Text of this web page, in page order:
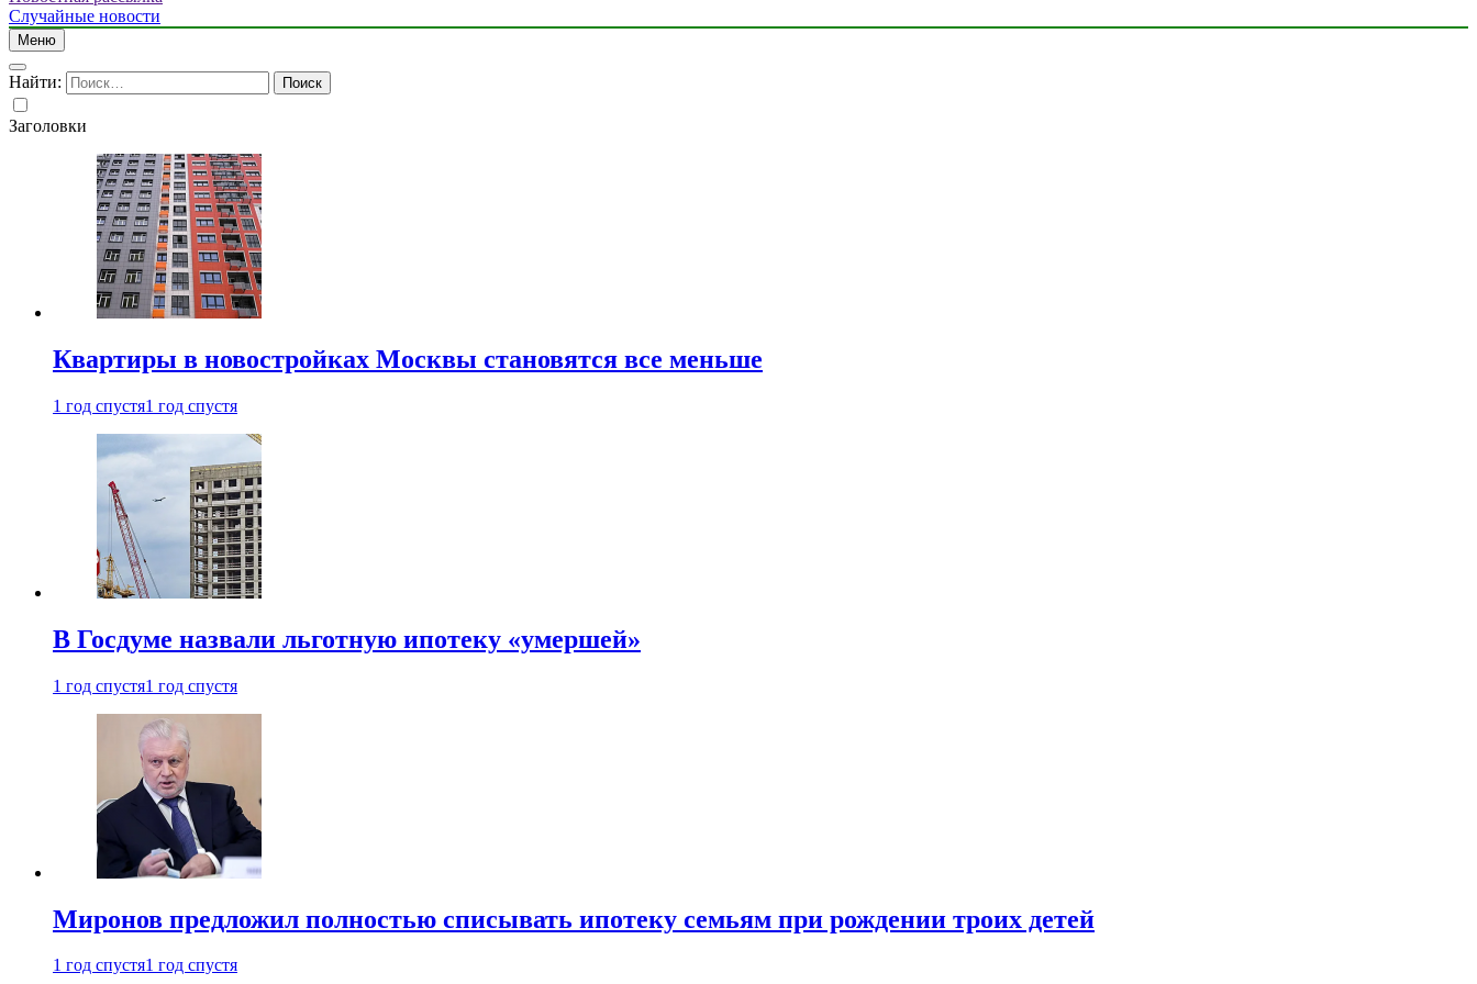
Случайные новости
Меню
Найти:
Заголовки
Квартиры в новостройках Москвы становятся все меньше
1 год спустя1 год спустя
В Госдуме назвали льготную ипотеку «умершей»
1 год спустя1 год спустя
Миронов предложил полностью списывать ипотеку семьям при рождении троих детей
1 год спустя1 год спустя